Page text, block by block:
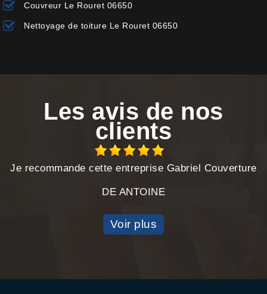
Couvreur Le Rouret 06650
Nettoyage de toiture Le Rouret 06650
Les avis de nos
clients
Je recommande cette entreprise Gabriel Couverture
DE ANTOINE
Voir plus